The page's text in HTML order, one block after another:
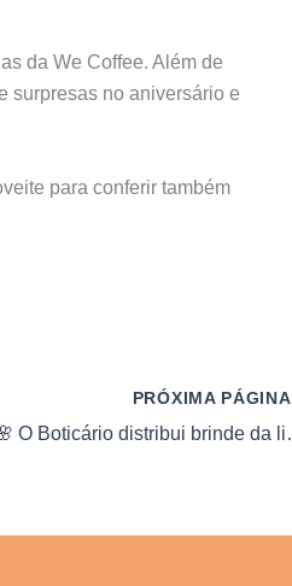
da We Coffee. Além de
surpresas no aniversário e
para conferir também
PRÓXIMA PÁGINA